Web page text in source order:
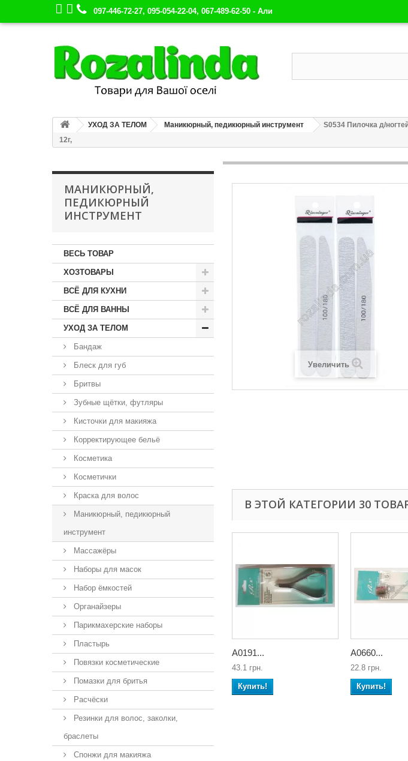
097-446-72-27, 095-054-22-04, 067-489-62-50 - Али
УХОД ЗА ТЕЛОМ Маникюрный, педикюрный инструмент
S0534 Пилочка д/
12г,
МАНИКЮРНЫЙ,
ПЕДИКЮРНЫЙ
ИНСТРУМЕНТ
ВЕСЬ ТОВАР
ХОЗТОВАРЫ
ВСЁ ДЛЯ КУХНИ
ВСЁ ДЛЯ ВАННЫ
УХОД ЗА ТЕЛОМ
Бандаж
Блеск для губ
Бритвы
Зубные щётки, футляры
Кисточки для макияжа
Корректирующее бельё
Косметика
Косметички
Краска для волос
Маникюрный, педикюрный
инструмент
Массажёры
Наборы для масок
Набор ёмкостей
Органайзеры
Парикмахерские наборы
Пластырь
Повязки косметические
Помазки для бритья
Расчёски
Резинки для волос, заколки,
браслеты
Спонжи для макияжа
Увеличить
В ЭТОЙ КАТЕГОРИИ 30
А0191...
43.1 грн.
Купить!
А0660...
22.8 грн.
Купить!